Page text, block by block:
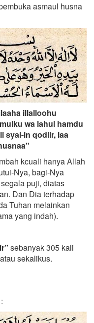
asmaul husna
illalloohu
wa lahul hamdu
syai-in qodiir, laa
kcuali hanya Allah
Nya, bagi-Nya
puji, diatas
Dan Dia terhadap
Tuhan melainkan
yang indah).
sebanyak 305 kali
sekalikus.